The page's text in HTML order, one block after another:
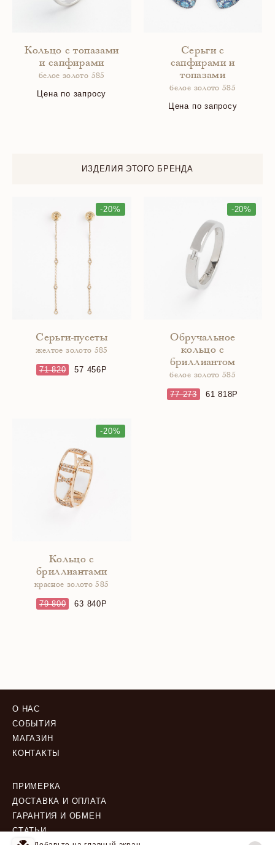
Кольцо с топазами
и сапфирами
белое золото 585
Цена по запросу
Серьги с
сапфирами и
топазами
белое золото 585
Цена по запросу
ИЗДЕЛИЯ ЭТОГО БРЕНДА
-20%
Серьги-пусеты
желтое золото 585
71 820 57 456
-20%
Обручальное
кольцо с
бриллиантом
белое золото 585
77 273 61 818
-20%
Кольцо с
бриллиантами
красное золото 585
79 800 63 840
О НАС
СОБЫТИЯ
МАГАЗИН
КОНТАКТЫ
ПРИМЕРКА
ДОСТАВКА И ОПЛАТА
ГАРАНТИЯ И ОБМЕН
СТАТЬИ